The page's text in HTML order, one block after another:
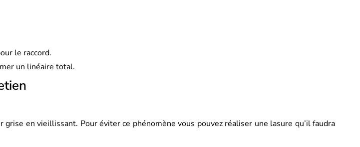
le raccord.
un linéaire total.
grise en vieillissant. Pour éviter ce phénomène vous pouvez réaliser une lasure qu’il faudra